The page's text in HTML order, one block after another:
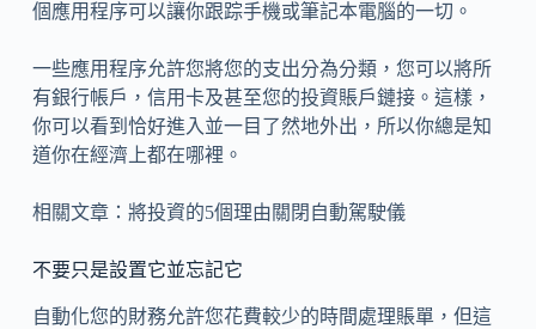
個應用程序可以讓你跟踪手機或筆記本電腦的一切。
一些應用程序允許您將您的支出分為分類，您可以將所
有銀行帳戶，信用卡及甚至您的投資賬戶鏈接。這樣，
你可以看到恰好進入並一目了然地外出，所以你總是知
道你在經濟上都在哪裡。
相關文章：將投資的5個理由關閉自動駕駛儀
不要只是設置它並忘記它
自動化您的財務允許您花費較少的時間處理賬單，但這